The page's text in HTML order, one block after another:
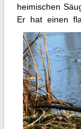
heimischen
Er hat einen